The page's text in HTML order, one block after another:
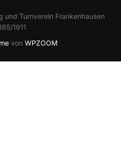
Turnverein Frankenhausen
1911
von WPZOOM